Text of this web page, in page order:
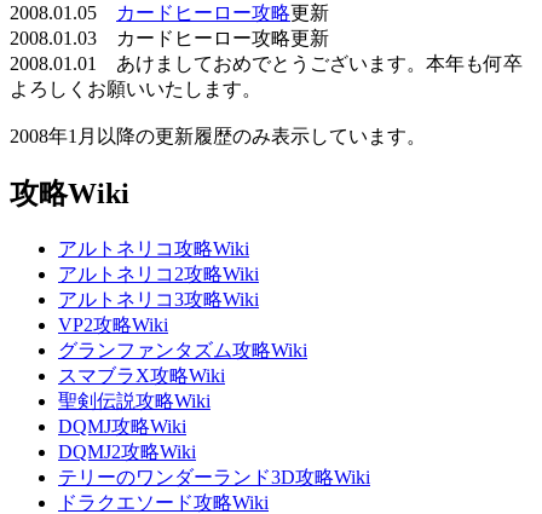
2008.01.05
カードヒーロー攻略更新
2008.01.03 カードヒーロー攻略更新
2008.01.01 あけましておめでとうございます。本年も何卒
よろしくお願いいたします。
2008年1月以降の更新履歴のみ表示しています。
攻略Wiki
アルトネリコ攻略Wiki
アルトネリコ2攻略Wiki
アルトネリコ3攻略Wiki
VP2攻略Wiki
グランファンタズム攻略Wiki
スマブラX攻略Wiki
聖剣伝説攻略Wiki
DQMJ攻略Wiki
DQMJ2攻略Wiki
テリーのワンダーランド3D攻略Wiki
ドラクエソード攻略Wiki